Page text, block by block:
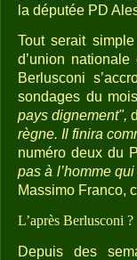
la députée PD
Tout serait
d’union
Berlusconi
sondages du
pays dignement",
règne. Il finira
numéro deux du
pas à l’homme
Massimo Franco,
L’après Berlusconi ?
Depuis des